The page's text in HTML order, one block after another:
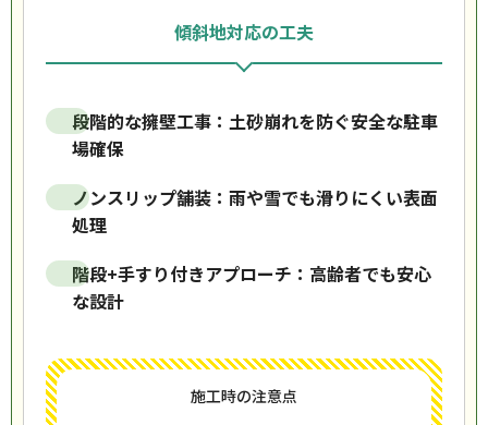
傾斜地対応の工夫
段階的な擁壁工事：土砂崩れを防ぐ安全な駐車
場確保
ノンスリップ舗装：雨や雪でも滑りにくい表面
処理
階段+手すり付きアプローチ：高齢者でも安心
な設計
施工時の注意点